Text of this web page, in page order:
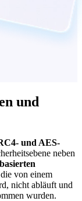
und
und AES-
neben
von einem
nicht abläuft und
wurden.